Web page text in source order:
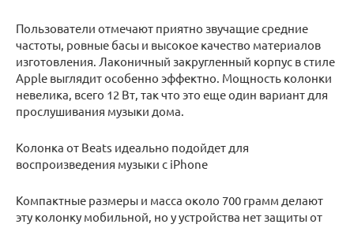
Пользователи отмечают приятно звучащие средние
частоты, ровные басы и высокое качество материалов
изготовления. Лаконичный закругленный корпус в стиле
Apple выглядит особенно эффектно. Мощность колонки
невелика, всего 12 Вт, так что это еще один вариант для
прослушивания музыки дома.
Колонка от Beats идеально подойдет для
воспроизведения музыки с iPhone
Компактные размеры и масса около 700 грамм делают
эту колонку мобильной, но у устройства нет защиты от